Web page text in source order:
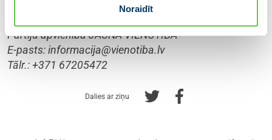
Noraidīt
Partiju apvienība JAUNĀ VIENOTĪBA
E-pasts:informacija@vienotiba.lv
Tālr.: +371 67205472
Dalies ar ziņu